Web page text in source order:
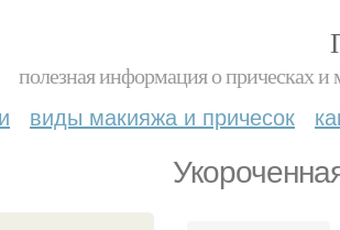
полезная информация о прическах и
виды макияжа и причесок